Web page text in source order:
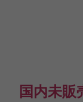
国内未販